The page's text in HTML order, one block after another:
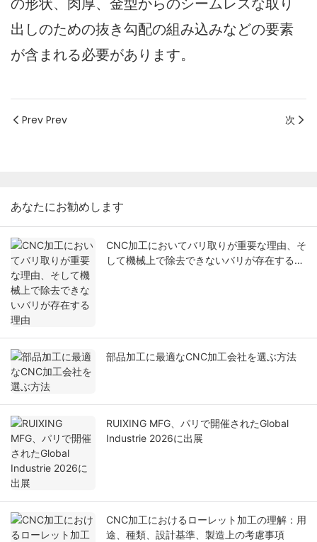
出しのための抜き勾配の組み込みなどの要素
が含まれる必要があります。
Prev Prev 次
あなたにお勧めします
CNC加工においてバリ取りが重要な理由、そ
して機械上で除去できないバリが存在する理
部品加工に最適なCNC加工会社を選ぶ方法
RUIXING MFG、パリで開催されたGlobal
Industrie 2026に出展
CNC加工におけるローレット加工の理解：用
途、種類、設計基準、製造上の考慮事項